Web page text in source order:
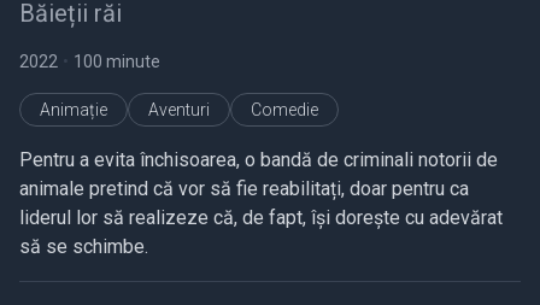
Băieții răi
2022 • 100 minute
Animație Aventuri Comedie
Pentru a evita închisoarea, o bandă de criminali notorii de
animale pretind că vor să fie reabilitați, doar pentru ca
liderul lor să realizeze că, de fapt, își dorește cu adevărat
să se schimbe.